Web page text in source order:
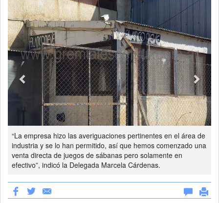
“La empresa hizo las averiguaciones pertinentes en el área de
industria y se lo han permitido, así que hemos comenzado una
venta directa de juegos de sábanas pero solamente en
efectivo”, indicó la Delegada Marcela Cárdenas.